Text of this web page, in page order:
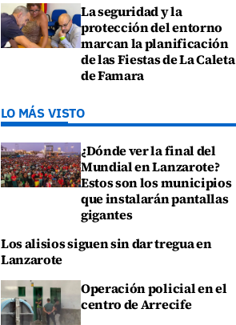
La seguridad y la
protección del entorno
marcan la planificación
de las Fiestas de La Caleta
de Famara
LO MÁS VISTO
¿Dónde ver la final del
Mundial en Lanzarote?
Estos son los municipios
que instalarán pantallas
gigantes
Los alisios siguen sin dar tregua en
Lanzarote
Operación policial en el
centro de Arrecife